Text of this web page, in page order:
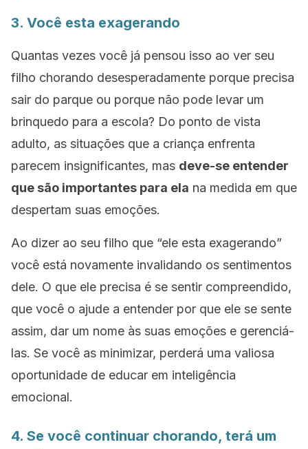
3. Você esta exagerando
Quantas vezes você já pensou isso ao ver seu
filho chorando desesperadamente porque precisa
sair do parque ou porque não pode levar um
brinquedo para a escola? Do ponto de vista
adulto, as situações que a criança enfrenta
parecem insignificantes, mas deve-se entender
que são importantes para ela na medida em que
despertam suas emoções.
Ao dizer ao seu filho que “ele esta exagerando”
você está novamente invalidando os sentimentos
dele. O que ele precisa é se sentir compreendido,
que você o ajude a entender por que ele se sente
assim, dar um nome às suas emoções e gerenciá-
las. Se você as minimizar, perderá uma valiosa
oportunidade de educar em inteligência
emocional.
4. Se você continuar chorando, terá um